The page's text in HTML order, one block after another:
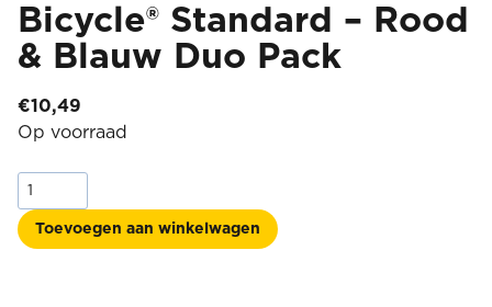
Bicycle® Standard – Rood
& Blauw Duo Pack
€10,49
Op voorraad
Bicycle®
–
Rood
Toevoegen aan winkelwagen